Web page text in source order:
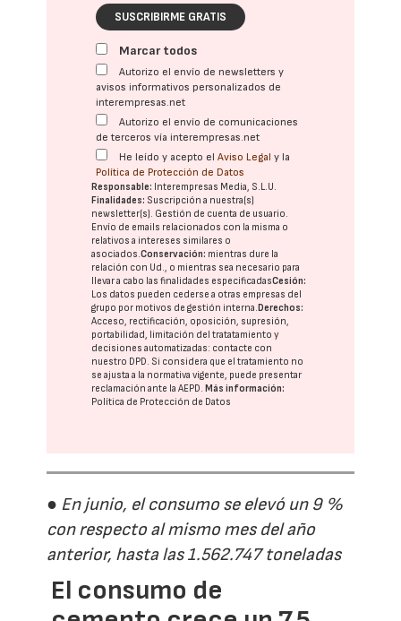
SUSCRIBIRME GRATIS
Marcar todos
Autorizo el envío de newsletters y
avisos informativos personalizados de
interempresas.net
Autorizo el envío de comunicaciones
de terceros vía interempresas.net
He leído y acepto elAviso Legal y la
Política de Protección de Datos
Responsable: Interempresas Media, S.L.U.
Finalidades: Suscripción a nuestra(s)
newsletter(s). Gestión de cuenta de usuario.
Envío de emails relacionados con la misma o
relativos a intereses similares o
asociados.Conservación: mientras dure la
relación con Ud., o mientras sea necesario para
llevar a cabo las finalidades especificadasCesión:
Los datos pueden cederse a otras empresas del
grupo por motivos de gestión interna.Derechos:
Acceso, rectificación, oposición, supresión,
portabilidad, limitación del tratatamiento y
decisiones automatizadas: contacte con
nuestro DPD. Si considera que el tratamiento no
se ajusta a la normativa vigente, puede presentar
reclamación ante laAEPD.Más información:
Política de Protección de Datos
● En junio, el consumo se elevó un 9 %
con respecto al mismo mes del año
anterior, hasta las 1.562.747 toneladas
El consumo de